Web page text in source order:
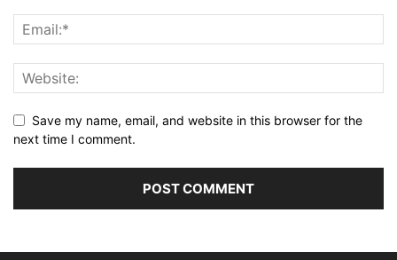
Save my name, email, and website in this browser for the
next time I comment.